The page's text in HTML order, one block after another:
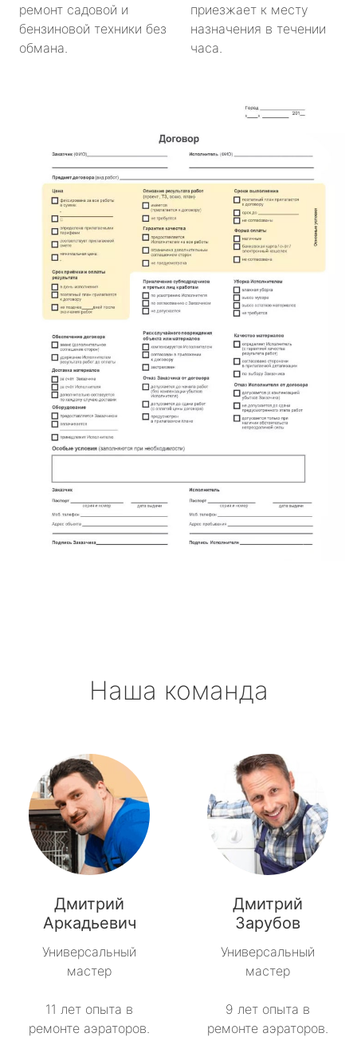
ремонт садовой и
бензиновой техники без
обмана.
приезжает к месту
назначения в течении
часа.
Наша команда
Дмитрий
Аркадьевич
Универсальный
мастер
11 лет опыта в
ремонте аэраторов.
Дмитрий
Зарубов
Универсальный
мастер
9 лет опыта в
ремонте аэраторов.